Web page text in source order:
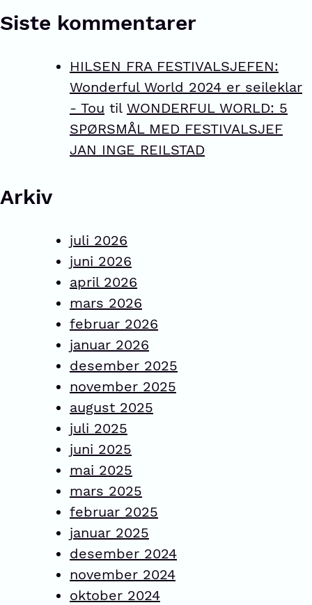
Siste kommentarer
HILSEN FRA FESTIVALSJEFEN:
Wonderful World 2024 er seileklar
- Tou til WONDERFUL WORLD: 5
SPØRSMÅL MED FESTIVALSJEF
JAN INGE REILSTAD
Arkiv
juli 2026
juni 2026
april 2026
mars 2026
februar 2026
januar 2026
desember 2025
november 2025
august 2025
juli 2025
juni 2025
mai 2025
mars 2025
februar 2025
januar 2025
desember 2024
november 2024
oktober 2024